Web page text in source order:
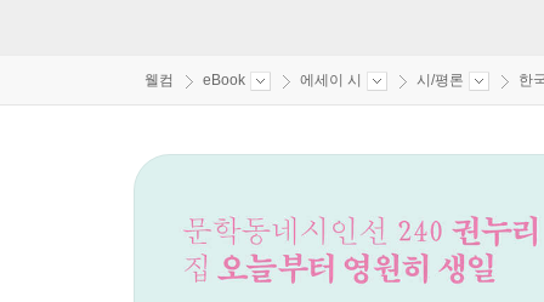
웰컴 eBook 에세이 시 시/평론 한